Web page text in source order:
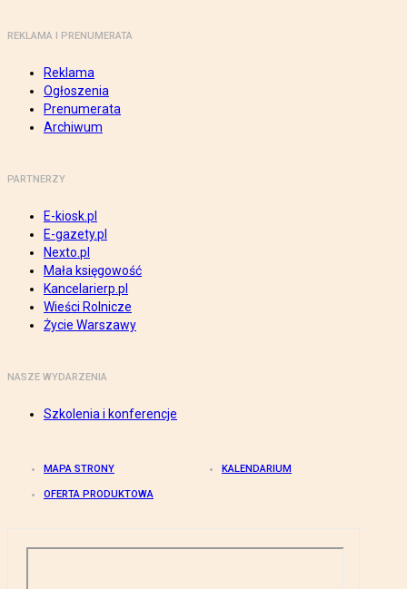
REKLAMA I PRENUMERATA
Reklama
Ogłoszenia
Prenumerata
Archiwum
PARTNERZY
E-kiosk.pl
E-gazety.pl
Nexto.pl
Mała księgowość
Kancelarierp.pl
Wieści Rolnicze
Życie Warszawy
NASZE WYDARZENIA
Szkolenia i konferencje
MAPA STRONY KALENDARIUM
OFERTA PRODUKTOWA